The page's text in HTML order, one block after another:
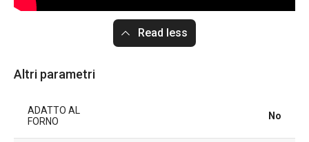
Read less
Altri parametri
ADATTO AL
FORNO
No